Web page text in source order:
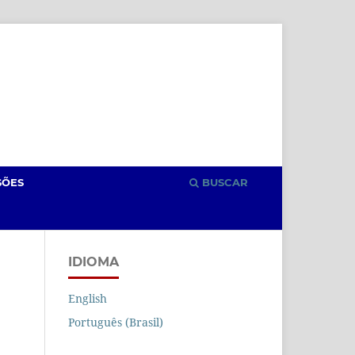
BUSCAR
IDIOMA
English
Português (Brasil)